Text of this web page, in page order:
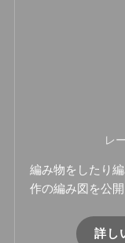
レ
編み物をしたり
作の編み図を公開
詳し